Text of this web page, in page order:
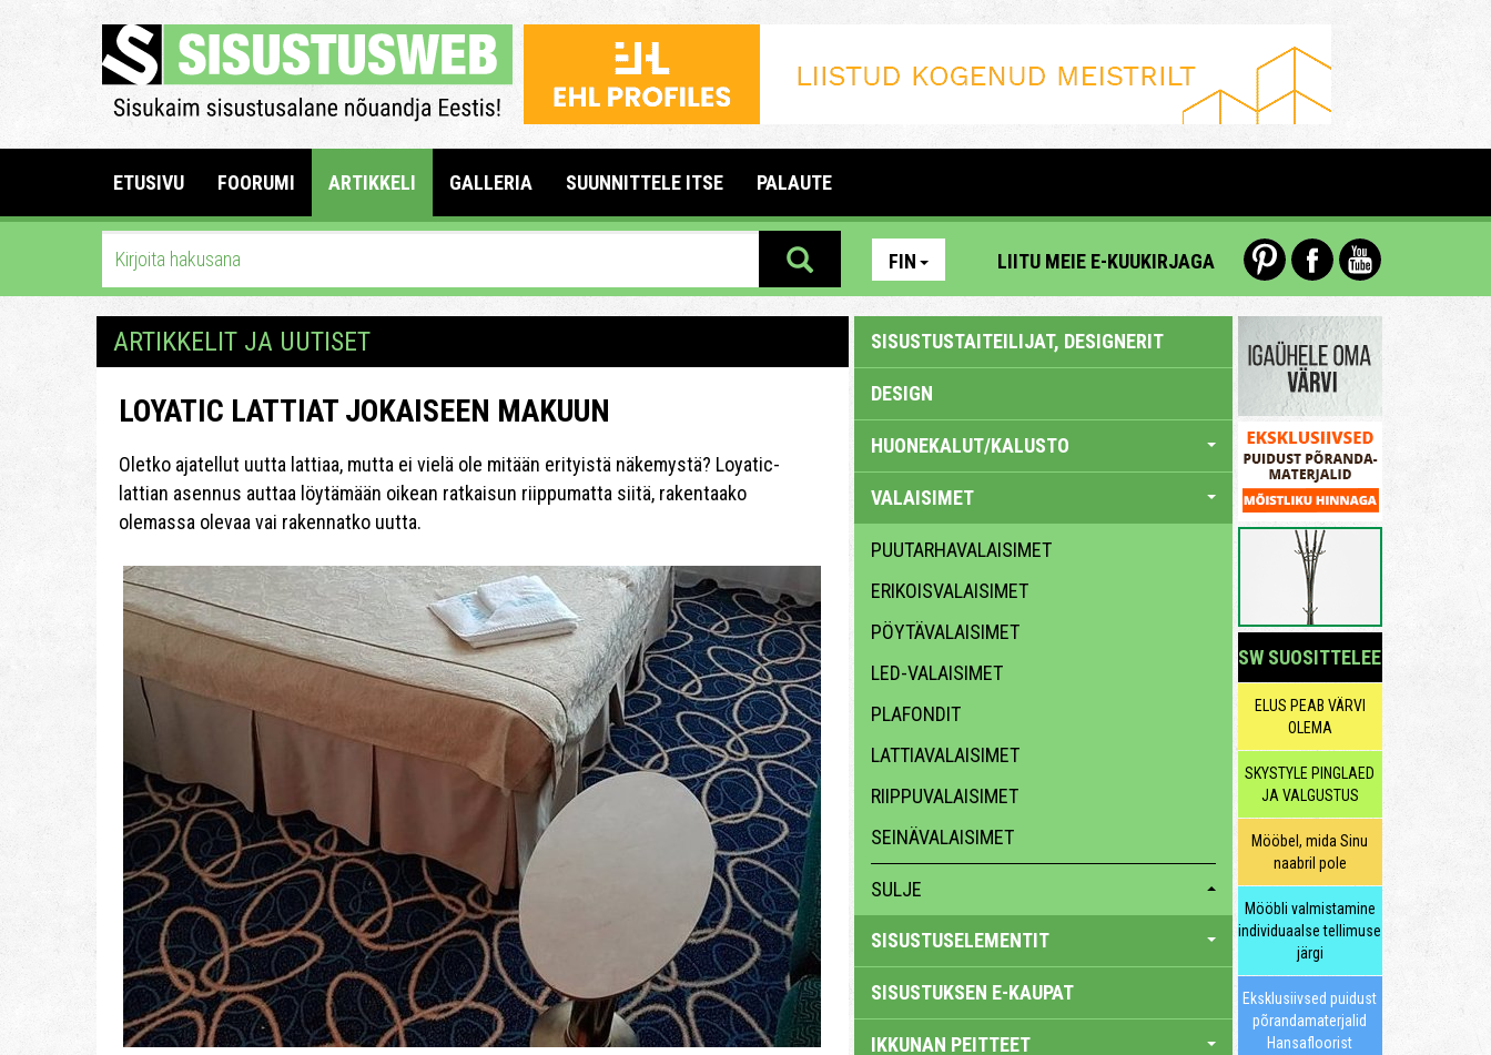
ETUSIVU FOORUMI ARTIKKELI GALLERIA SUUNNITTELE ITSE PALAUTE
FIN LIITU MEIE E-KUUKIRJAGA
ARTIKKELIT JA UUTISET
LOYATIC LATTIAT JOKAISEEN MAKUUN
Oletko ajatellut uutta lattiaa, mutta ei vielä ole mitään erityistä näkemystä? Loyatic-
lattian asennus auttaa löytämään oikean ratkaisun riippumatta siitä, rakentaako
olemassa olevaa vai rakennatko uutta.
SISUSTUSTAITEILIJAT, DESIGNERIT
DESIGN
HUONEKALUT/KALUSTO
VALAISIMET
PUUTARHAVALAISIMET
ERIKOISVALAISIMET
PÖYTÄVALAISIMET
LED-VALAISIMET
PLAFONDIT
LATTIAVALAISIMET
RIIPPUVALAISIMET
SEINÄVALAISIMET
SULJE
SISUSTUSELEMENTIT
SISUSTUKSEN E-KAUPAT
IKKUNAN PEITTEET
SW SUOSITTELEE
ELUS PEAB VÄRVI
OLEMA
SKYSTYLE PINGLAED
JA VALGUSTUS
Mööbel, mida Sinu
naabril pole
Mööbli valmistamine
individuaalse tellimuse
järgi
Eksklusiivsed puidust
põrandamaterjalid
Hansafloorist